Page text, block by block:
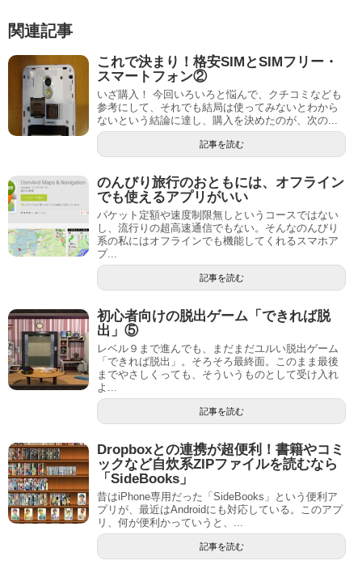
関連記事
これで決まり！格安SIMとSIMフリー・
スマートフォン②
いざ購入！ 今回いろいろと悩んで、クチコミなども
参考にして、それでも結局は使ってみないとわから
ないという結論に達し、購入を決めたのが、次の...
記事を読む
のんびり旅行のおともには、オフライン
でも使えるアプリがいい
パケット定額や速度制限無しというコースではない
し、流行りの超高速通信でもない。そんなのんびり
系の私にはオフラインでも機能してくれるスマホア
プ...
記事を読む
初心者向けの脱出ゲーム「できれば脱
出」⑤
レベル９まで進んでも、まだまだユルい脱出ゲーム
「できれば脱出」。そろそろ最終面。このまま最後
までやさしくっても、そういうものとして受け入れ
よ...
記事を読む
Dropboxとの連携が超便利！書籍やコミ
ックなど自炊系ZIPファイルを読むなら
「SideBooks」
昔はiPhone専用だった「SideBooks」という便利ア
プリが、最近はAndroidにも対応している。このアプ
リ、何が便利かっていうと、...
記事を読む